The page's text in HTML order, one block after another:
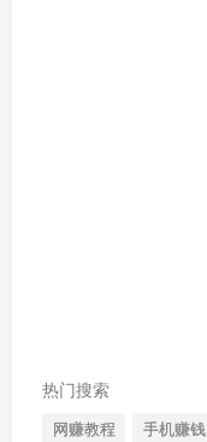
热门搜索
网赚教程 手机赚钱